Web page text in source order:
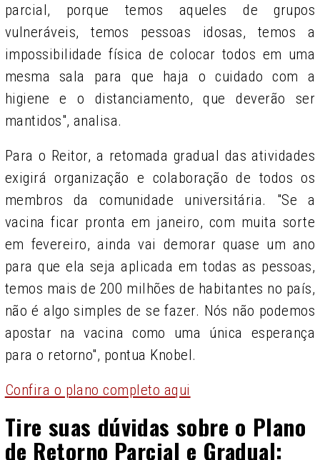
parcial, porque temos aqueles de grupos
vulneráveis, temos pessoas idosas, temos a
impossibilidade física de colocar todos em uma
mesma sala para que haja o cuidado com a
higiene e o distanciamento, que deverão ser
mantidos", analisa.
Para o Reitor, a retomada gradual das atividades
exigirá organização e colaboração de todos os
membros da comunidade universitária. "Se a
vacina ficar pronta em janeiro, com muita sorte
em fevereiro, ainda vai demorar quase um ano
para que ela seja aplicada em todas as pessoas,
temos mais de 200 milhões de habitantes no país,
não é algo simples de se fazer. Nós não podemos
apostar na vacina como uma única esperança
para o retorno", pontua Knobel.
Confira o plano completo aqui
Tire suas dúvidas sobre o Plano
de Retorno Parcial e Gradual: